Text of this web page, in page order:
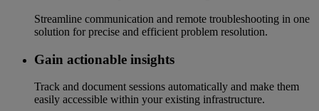
Streamline communication and remote troubleshooting in one
solution for precise and efficient problem resolution.
Gain actionable insights
Track and document sessions automatically and make them
easily accessible within your existing infrastructure.